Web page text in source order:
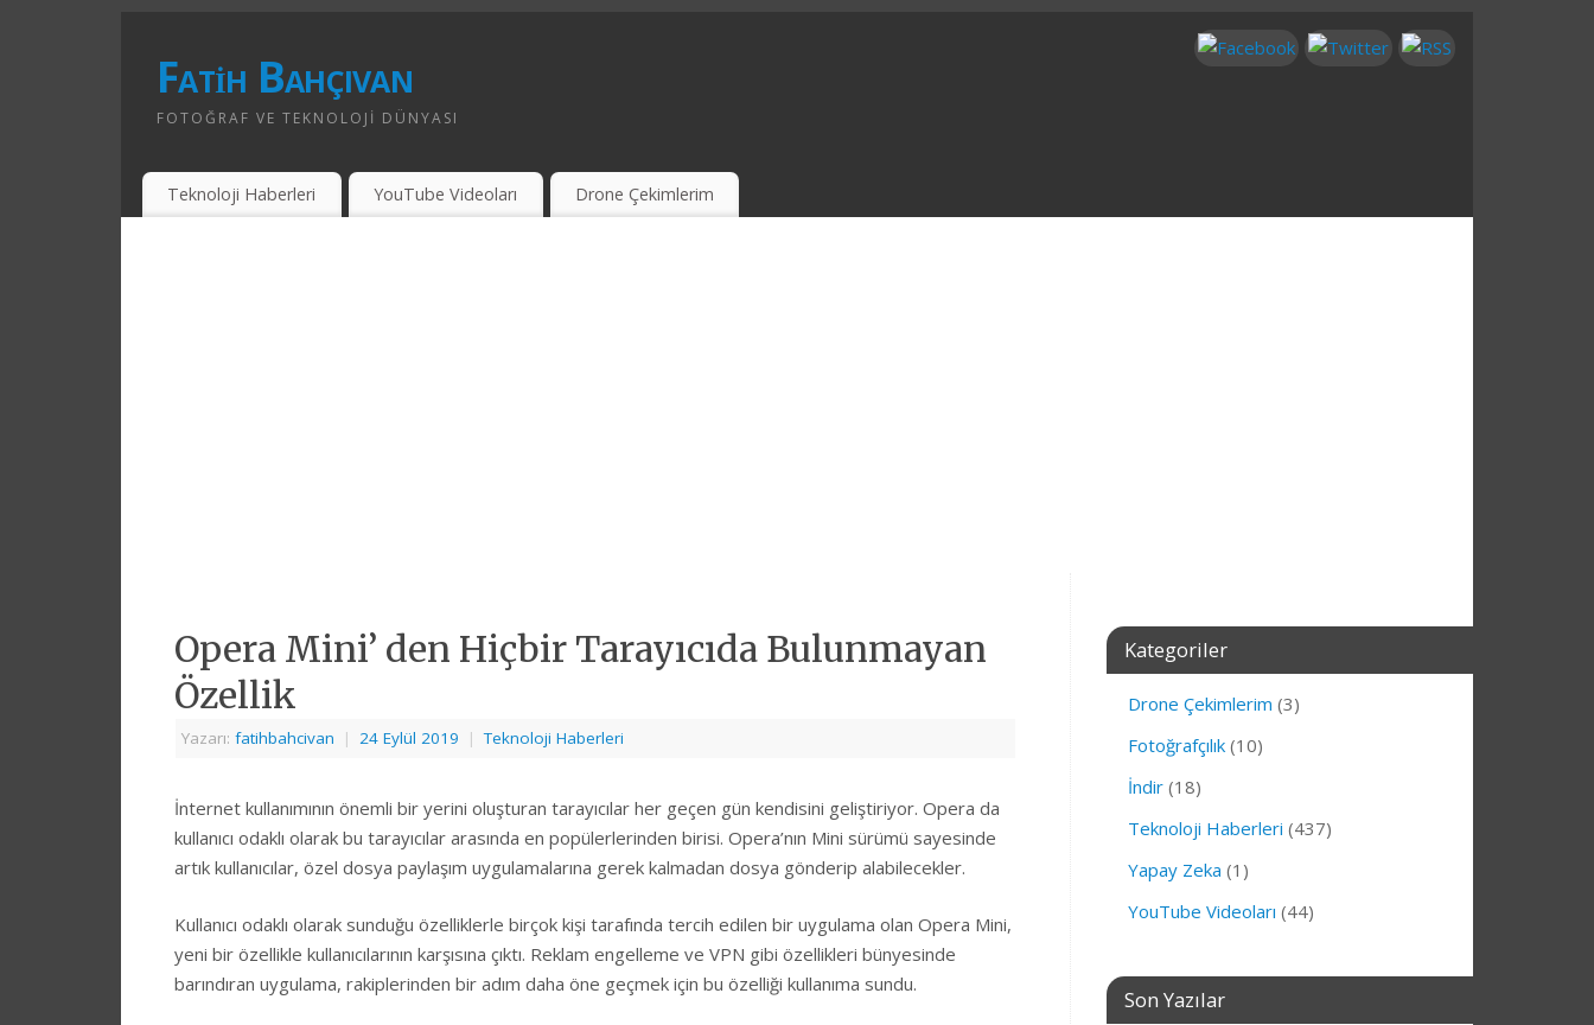
Fatih Bahçıvan
FOTOĞRAF VE TEKNOLOJI DÜNYASI
Teknoloji Haberleri YouTube Videoları Drone Çekimlerim
Opera Mini’ den Hiçbir Tarayıcıda Bulunmayan
Özellik
Yazarı: fatihbahcivan | 24 Eylül 2019 | Teknoloji Haberleri
İnternet kullanımının önemli bir yerini oluşturan tarayıcılar her geçen gün kendisini geliştiriyor. Opera da
kullanıcı odaklı olarak bu tarayıcılar arasında en popülerlerinden birisi. Opera’nın Mini sürümü sayesinde
artık kullanıcılar, özel dosya paylaşım uygulamalarına gerek kalmadan dosya gönderip alabilecekler.
Kullanıcı odaklı olarak sunduğu özelliklerle birçok kişi tarafında tercih edilen bir uygulama olan Opera Mini,
yeni bir özellikle kullanıcılarının karşısına çıktı. Reklam engelleme ve VPN gibi özellikleri bünyesinde
barındıran uygulama, rakiplerinden bir adım daha öne geçmek için bu özelliği kullanıma sundu.
Kategoriler
Drone Çekimlerim (3)
Fotoğrafçılık (10)
İndir (18)
Teknoloji Haberleri (437)
Yapay Zeka (1)
YouTube Videoları (44)
Son Yazılar